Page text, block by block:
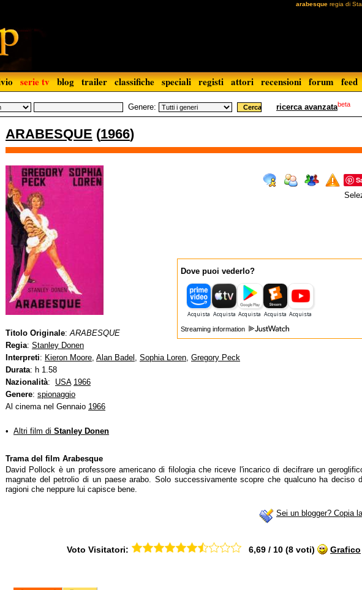
arabesque regia di
serie tv blog trailer classifiche speciali registi attori recensioni forum feed
Genere: ricerca avanzatabeta
ARABESQUE (1966)
Dove puoi vederlo?
Streaming information
Titolo Originale:ARABESQUE
Regia: Stanley Donen
Interpreti: Kieron Moore, Alan Badel , Sophia Loren, Gregory Peck
Durata: h 1.58
Nazionalità: USA 1966
Genere: spionaggio
Al cinema nel Gennaio 1966
• Altri film di Stanley Donen
Trama del film Arabesque
David Pollock è un professore americano di filologia che riceve l'incarico di decifrare un
magnate del petrolio di un paese arabo. Solo successivamente scopre che qualcuno ha deciso
ragioni che neppure lui capisce bene.
Sei un blogger? Copia
Voto Visitatori: 6,69 / 10 (8 voti) Grafico